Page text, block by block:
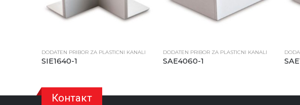
DODATEN PRIBOR ZA PLASTICNI KANALI
SIE1640-1
DODATEN PRIBOR ZA PLASTICNI KANALI
SAE4060-1
Контакт